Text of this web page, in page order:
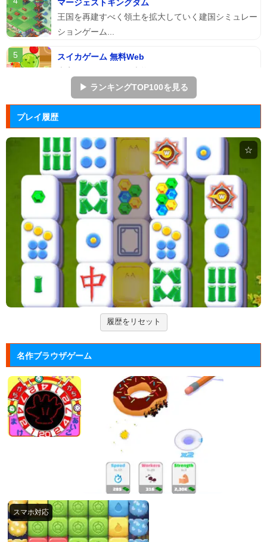
マージェストキングダム
王国を再建すべく領土を拡大していく建国シミュレー
ションゲーム...
スイカゲーム 無料Web
のスイ...
回転する球体をリズムに合わせてクリックして進ませ
る音楽ゲーム...
Hole.io
物を吸い込むことで巨大化する穴が、街全体を吸い落
とすアクショ...
エヴァンゲリオン まごころを、...
実機スロット「エヴァンゲリオン まごころを、君
に」をシミュレ...
Arkanoid
タイトーが開発したアーケードゲーム「アルカノイ
ド」の無料ゲー...
ズーキーパー2
動物たちを3匹以上にして捕まえていくパズルゲー
ム。
▶ ランキングTOP100を見る
プレイ履歴
☆
履歴をリセット
名作ブラウザゲーム